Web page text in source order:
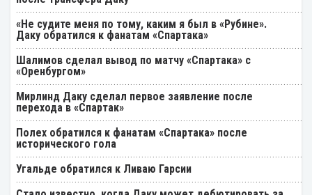
«Не судите меня по тому, каким я был в «Рубине».
Даку обратился к фанатам «Спартака»
Шалимов сделал вывод по матчу «Спартака» с
«Оренбургом»
Мирлинд Даку сделал первое заявление после
перехода в «Спартак»
Полех обратился к фанатам «Спартака» после
исторического гола
Угальде обратился к Ливаю Гарсии